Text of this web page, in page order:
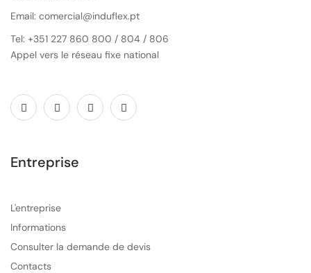
Email: comercial@induflex.pt
Tel: +351 227 860 800 / 804 / 806
Appel vers le réseau fixe national
Entreprise
L'entreprise
Informations
Consulter la demande de devis
Contacts